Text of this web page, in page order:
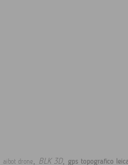
aibot drone, BLK 3D, gps topografico